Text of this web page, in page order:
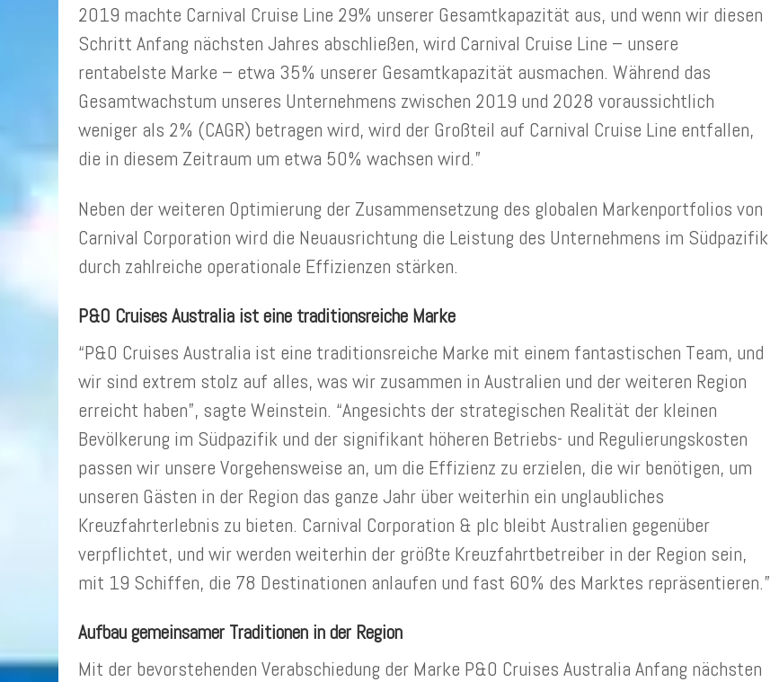
2019 machte Carnival Cruise Line 29% unserer Gesamtkapazität aus, und wenn wir diesen
Schritt Anfang nächsten Jahres abschließen, wird Carnival Cruise Line – unsere
rentabelste Marke – etwa 35% unserer Gesamtkapazität ausmachen. Während das
Gesamtwachstum unseres Unternehmens zwischen 2019 und 2028 voraussichtlich
weniger als 2% (CAGR) betragen wird, wird der Großteil auf Carnival Cruise Line entfallen,
die in diesem Zeitraum um etwa 50% wachsen wird.”
Neben der weiteren Optimierung der Zusammensetzung des globalen Markenportfolios von
Carnival Corporation wird die Neuausrichtung die Leistung des Unternehmens im Südpazifik
durch zahlreiche operationale Effizienzen stärken.
P&O Cruises Australia ist eine traditionsreiche Marke
“P&O Cruises Australia ist eine traditionsreiche Marke mit einem fantastischen Team, und
wir sind extrem stolz auf alles, was wir zusammen in Australien und der weiteren Region
erreicht haben”, sagte Weinstein. “Angesichts der strategischen Realität der kleinen
Bevölkerung im Südpazifik und der signifikant höheren Betriebs- und Regulierungskosten
passen wir unsere Vorgehensweise an, um die Effizienz zu erzielen, die wir benötigen, um
unseren Gästen in der Region das ganze Jahr über weiterhin ein unglaubliches
Kreuzfahrterlebnis zu bieten. Carnival Corporation & plc bleibt Australien gegenüber
verpflichtet, und wir werden weiterhin der größte Kreuzfahrtbetreiber in der Region sein,
mit 19 Schiffen, die 78 Destinationen anlaufen und fast 60% des Marktes repräsentieren.”
Aufbau gemeinsamer Traditionen in der Region
Mit der bevorstehenden Verabschiedung der Marke P&O Cruises Australia Anfang nächsten